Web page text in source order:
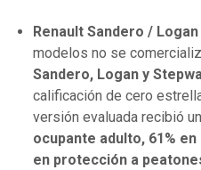
Renault Sandero /
modelos no se
Sandero, Logan y
calificación de cero
versión evaluada recibió un
ocupante adulto, 61%
en protección a